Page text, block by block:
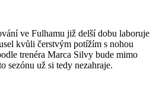
ve Fulhamu již delší dobu laboruje
kvůli čerstvým potížím s nohou
trenéra Marca Silvy bude mimo
sezónu už si tedy nezahraje.